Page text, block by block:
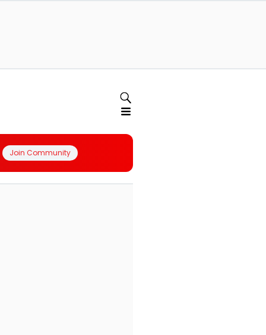
Join Community